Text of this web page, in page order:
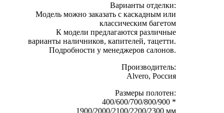
Варианты отделки:
Модель можно заказать с каскадным или
классическим багетом
К модели предлагаются различные
варианты наличников, капителей, тацетти.
Подробности у менеджеров салонов.
Производитель:
Alvero, Россия
Размеры полотен:
400/600/700/800/900 *
1900/2000/2100/2200/2300 мм